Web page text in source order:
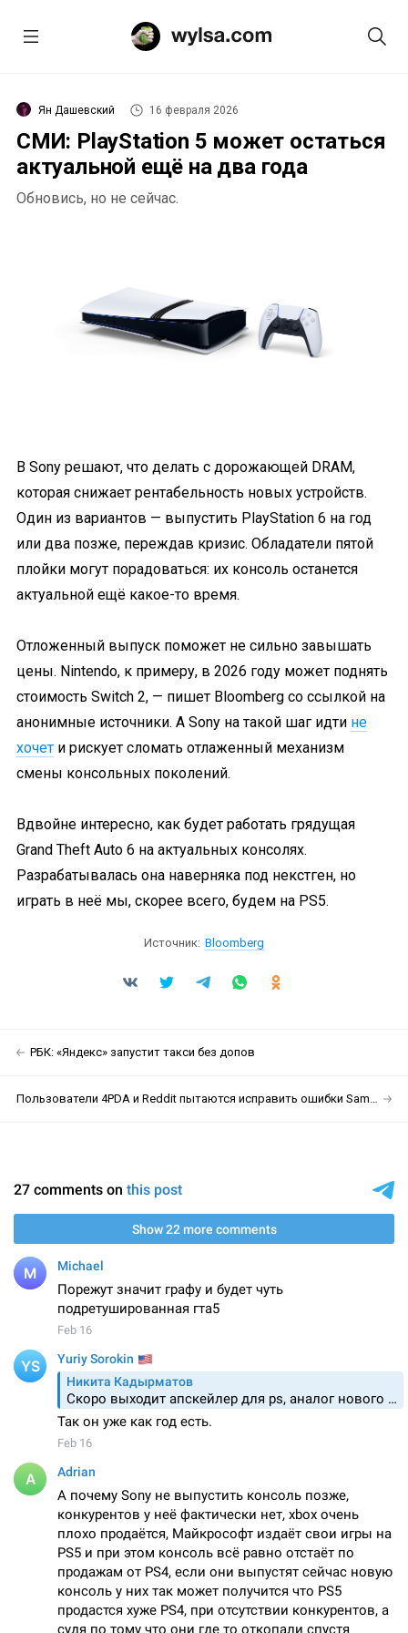
Ян Дашевский 16 февраля 2026
СМИ: PlayStation 5 может остаться
актуальной ещё на два года
Обновись, но не сейчас.
В Sony решают, что делать с дорожающей DRAM,
которая снижает рентабельность новых устройств.
Один из вариантов — выпустить PlayStation 6 на год
или два позже, переждав кризис. Обладатели пятой
плойки могут порадоваться: их консоль останется
актуальной ещё какое-то время.
Отложенный выпуск поможет не сильно завышать
цены. Nintendo, к примеру, в 2026 году может поднять
стоимость Switch 2, — пишет Bloomberg со ссылкой на
анонимные источники. А Sony на такой шаг идти не
хочет и рискует сломать отлаженный механизм
смены консольных поколений.
Вдвойне интересно, как будет работать грядущая
Grand Theft Auto 6 на актуальных консолях.
Разрабатывалась она наверняка под некстген, но
играть в неё мы, скорее всего, будем на PS5.
Источник: Bloomberg
РБК: «Яндекс» запустит такси без допов
Пользователи 4PDA и Reddit пытаются исправить ошибки Samsung Galaxy XR за $1800 с помощью напильника и стелек